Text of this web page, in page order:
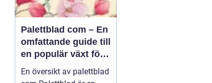
Palettblad com – En
omfattande guide till
en populär växt för
privatpersoner
En översikt av palettblad